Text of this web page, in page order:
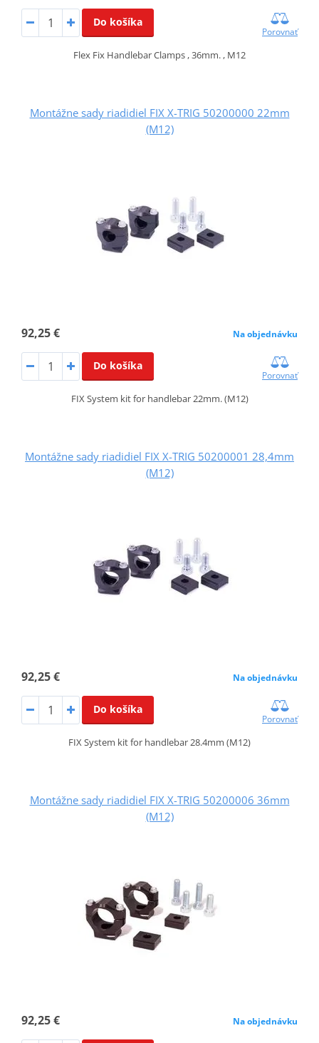
Do košíka
Porovnať
Flex Fix Handlebar Clamps , 36mm. , M12
Montážne sady riadidiel FIX X-TRIG 50200000 22mm
(M12)
92,25 € Na objednávku
Do košíka
Porovnať
FIX System kit for handlebar 22mm. (M12)
Montážne sady riadidiel FIX X-TRIG 50200001 28,4mm
(M12)
92,25 € Na objednávku
Do košíka
Porovnať
FIX System kit for handlebar 28.4mm (M12)
Montážne sady riadidiel FIX X-TRIG 50200006 36mm
(M12)
92,25 € Na objednávku